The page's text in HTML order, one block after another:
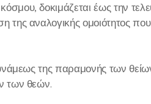
δοκιμάζεται έως την
αναλογικής ομοιότητος
της παραμονής των
των θεών.